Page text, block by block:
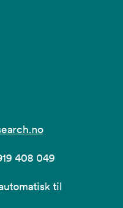
408 049
til